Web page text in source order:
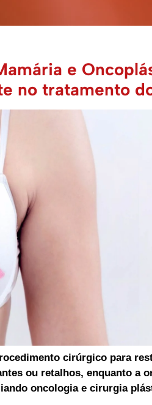
e
no tratamento
cirúrgico para
ou retalhos, enquanto a
oncologia e cirurgia